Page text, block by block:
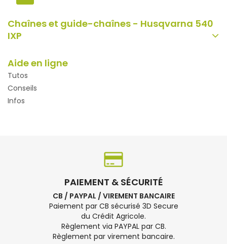
Chaînes et guide-chaînes - Husqvarna 540
IXP
Aide en ligne
Tutos
Conseils
Infos
PAIEMENT & SÉCURITÉ
CB / PAYPAL / VIREMENT BANCAIRE
Paiement par CB sécurisé 3D Secure
du Crédit Agricole.
Règlement via PAYPAL par CB.
Règlement par virement bancaire.